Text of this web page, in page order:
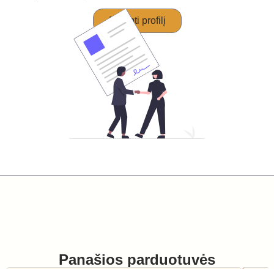
Perimti profilį
Panašios parduotuvės